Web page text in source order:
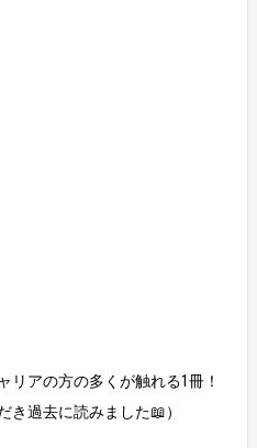
リアの方の多くが触れる1冊！
き過去に読みました📖）